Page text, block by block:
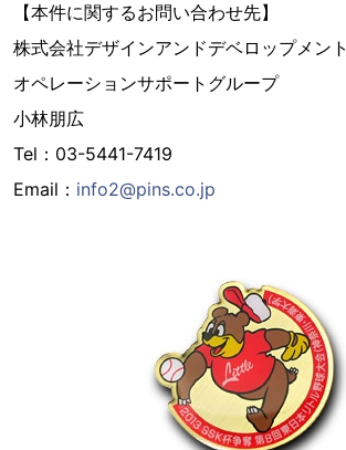
【本件に関するお問い合わせ先】
株式会社デザインアンドデベロップメント
オペレーションサポートグループ
小林朋広
Tel：03-5441-7419
Email： info2@pins.co.jp